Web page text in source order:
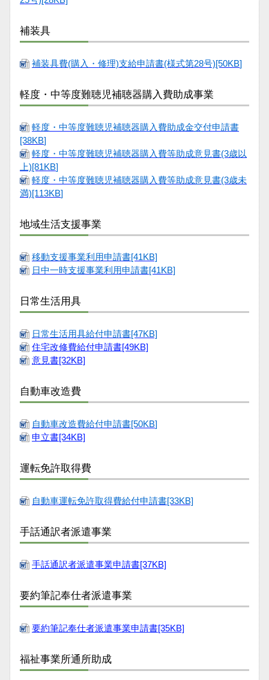
補装具
補装具費(購入・修理)支給申請書(様式第28号)[50KB]
軽度・中等度難聴児補聴器購入費助成事業
軽度・中等度難聴児補聴器購入費助成金交付申請書
[38KB]
軽度・中等度難聴児補聴器購入費等助成意見書(3歳以
上)[81KB]
軽度・中等度難聴児補聴器購入費等助成意見書(3歳未
満)[113KB]
地域生活支援事業
移動支援事業利用申請書[41KB]
日中一時支援事業利用申請書[41KB]
日常生活用具
日常生活用具給付申請書[47KB]
住宅改修費給付申請書[49KB]
意見書[32KB]
自動車改造費
自動車改造費給付申請書[50KB]
申立書[34KB]
運転免許取得費
自動車運転免許取得費給付申請書[33KB]
手話通訳者派遣事業
手話通訳者派遣事業申請書[37KB]
要約筆記奉仕者派遣事業
要約筆記奉仕者派遣事業申請書[35KB]
福祉事業所通所助成